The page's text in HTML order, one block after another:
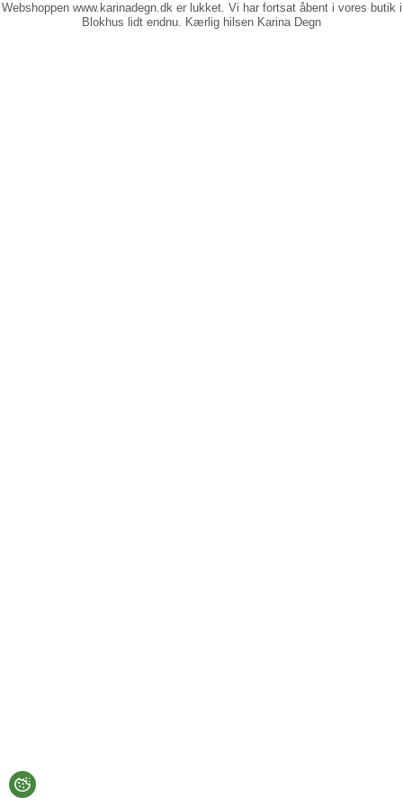
Webshoppen www.karinadegn.dk er lukket. Vi har fortsat åbent i vores butik i
Blokhus lidt endnu. Kærlig hilsen Karina Degn